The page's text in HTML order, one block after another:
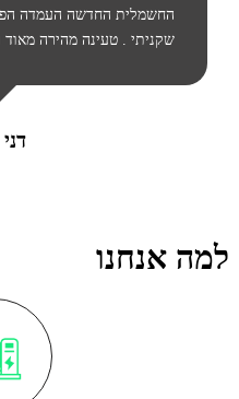
החשמלית החדשה העמדה
שקניתי . טעינה מהירה
למה אנחנו